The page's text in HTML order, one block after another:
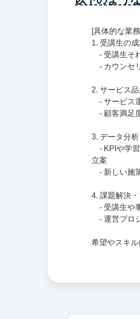
[具体的な業
1. 受講生の
- 受講生そ
- カウンセ
2. サービス
- サービス
- 顧客満足
3. データ分
- KPIや学習
立案
- 新しい施
4. 課題解決
- 受講生や
- 運営プロ
希望やスキ